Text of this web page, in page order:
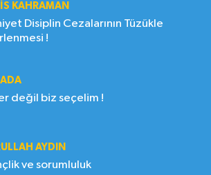
KAHRAMAN
Disiplin Cezalarının Tüzükle
!
değil biz seçelim !
AYDIN
Gençlik ve sorumluluk